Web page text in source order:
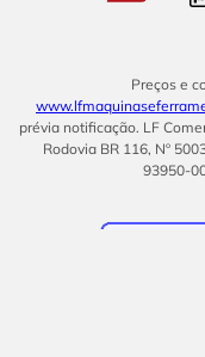
Preços e
prévia notificação. LF
Rodovia BR 116, Nº
93950-